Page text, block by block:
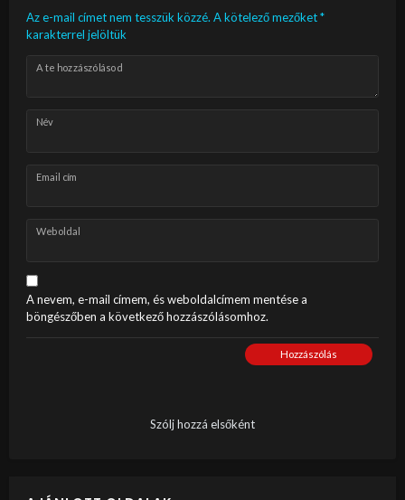
Az e-mail címet nem tesszük közzé. A kötelező mezőket*
karakterrel jelöltük
A te hozzászólásod
Név
Email cím
Weboldal
A nevem, e-mail címem, és weboldalcímem mentése a
böngészőben a következő hozzászólásomhoz.
Hozzászólás
Szólj hozzá elsőként